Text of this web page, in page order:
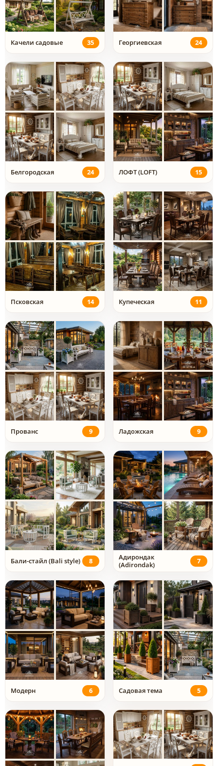
Качели садовые 35 Георгиевская 24
Белгородская 24 ЛОФТ (LOFT) 15
Псковская 14 Купеческая 11
Прованс 9 Ладожская 9
Бали-стайл (Bali style) 8
Адирондак
(Adirondak)
7
Модерн 6 Садовая тема 5